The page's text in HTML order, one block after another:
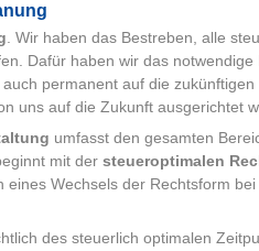
. Wir haben das Bestreben, alle
Dafür haben wir das notwendige
permanent auf die
uns auf die Zukunft ausgerichtet
umfasst den gesamten
mit der steueroptimalen
Wechsels der Rechtsform
des steuerlich optimalen